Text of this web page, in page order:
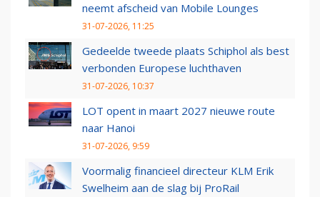
neemt afscheid van Mobile Lounges
31-07-2026, 11:25
Gedeelde tweede plaats Schiphol als best
verbonden Europese luchthaven
31-07-2026, 10:37
LOT opent in maart 2027 nieuwe route
naar Hanoi
31-07-2026, 9:59
Voormalig financieel directeur KLM Erik
Swelheim aan de slag bij ProRail